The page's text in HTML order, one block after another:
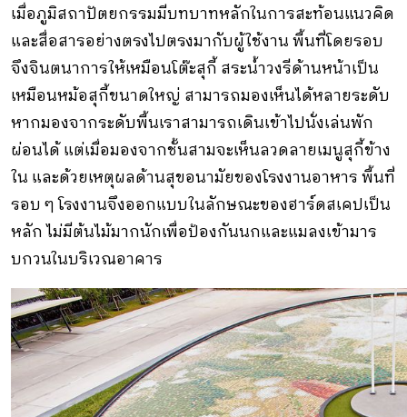
เมื่อภูมิสถาปัตยกรรมมีบทบาทหลักในการสะท้อนแนวคิด
และสื่อสารอย่างตรงไปตรงมากับผู้ใช้งาน พื้นที่โดยรอบ
จึงจินตนาการให้เหมือนโต๊ะสุกี้ สระน้ำวงรีด้านหน้าเป็น
เหมือนหม้อสุกี้ขนาดใหญ่ สามารถมองเห็นได้หลายระดับ
หากมองจากระดับพื้นเราสามารถเดินเข้าไปนั่งเล่นพัก
ผ่อนได้ แต่เมื่อมองจากชั้นสามจะเห็นลวดลายเมนูสุกี้ข้าง
ใน และด้วยเหตุผลด้านสุขอนามัยของโรงงานอาหาร พื้นที่
รอบ ๆ โรงงานจึงออกแบบในลักษณะของฮาร์ดสเคปเป็น
หลัก ไม่มีต้นไม้มากนักเพื่อป้องกันนกและแมลงเข้ามาร
บกวนในบริเวณอาคาร